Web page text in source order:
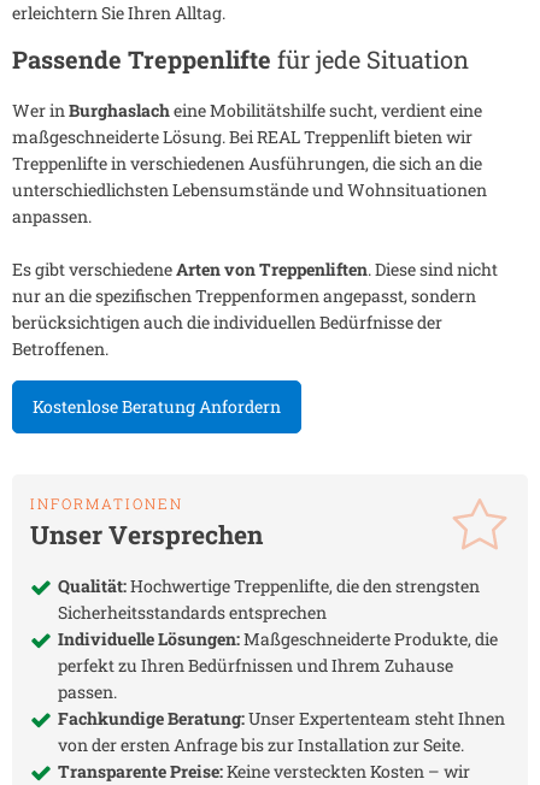
erleichtern Sie Ihren Alltag.
Passende Treppenlifte für jede Situation
Wer inBurghaslacheine Mobilitätshilfe sucht, verdient eine
maßgeschneiderte Lösung. Bei REAL Treppenlift bieten wir
Treppenlifte in verschiedenen Ausführungen, die sich an die
unterschiedlichsten Lebensumstände und Wohnsituationen
anpassen.
Es gibt verschiedeneArten von Treppenliften. Diese sind nicht
nur an die spezifischen Treppenformen angepasst, sondern
berücksichtigen auch die individuellen Bedürfnisse der
Betroffenen.
Kostenlose Beratung Anfordern
INFORMATIONEN
Unser Versprechen
Qualität:Hochwertige Treppenlifte, die den strengsten
Sicherheitsstandards entsprechen
Individuelle Lösungen:Maßgeschneiderte Produkte, die
perfekt zu Ihren Bedürfnissen und Ihrem Zuhause
passen.
Fachkundige Beratung:Unser Expertenteam steht Ihnen
von der ersten Anfrage bis zur Installation zur Seite.
Transparente Preise:Keine versteckten Kosten – wir